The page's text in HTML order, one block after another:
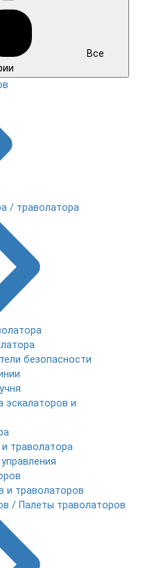
Все
/ траволатора
безопасности
эскалаторов и
траволатора
и траволаторов
/ Палеты траволаторов